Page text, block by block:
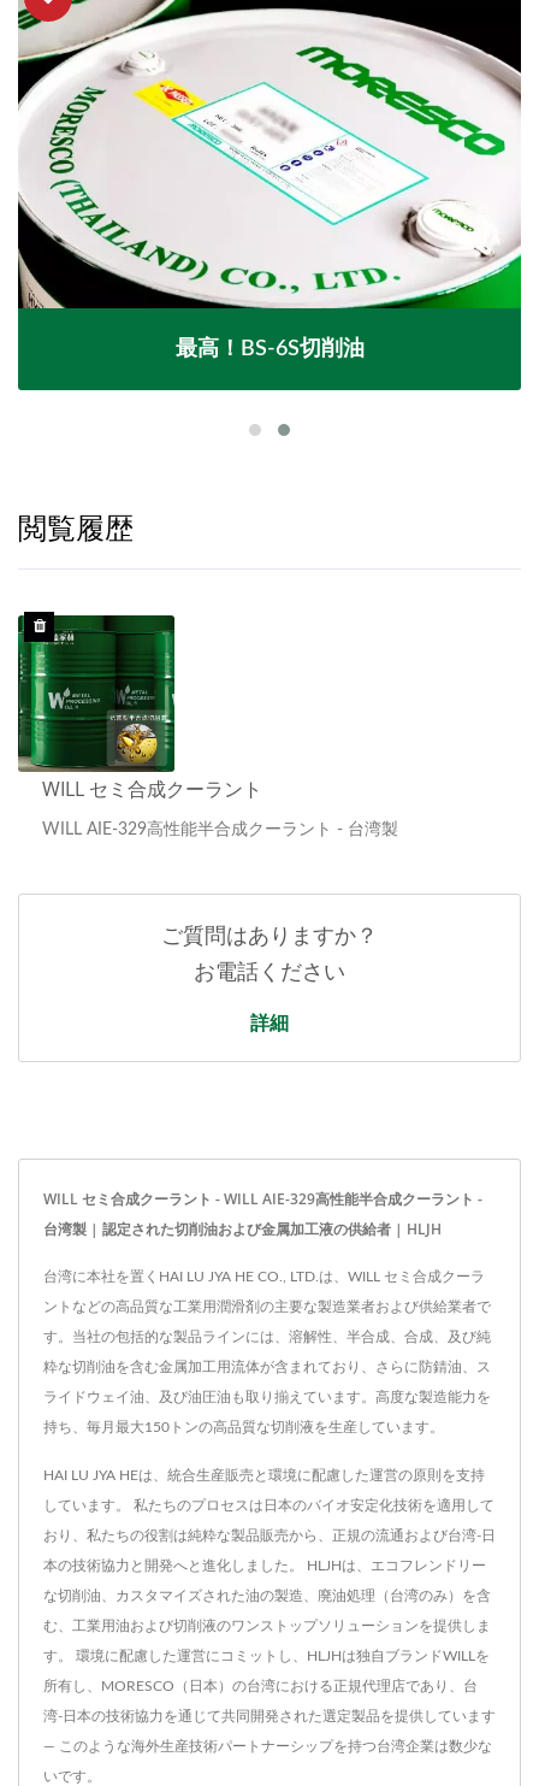
最高！BS-6S切削油
閲覧履歴
WILL セミ合成クーラント
WILL AIE-329高性能半合成クーラント - 台湾製
ご質問はありますか？
お電話ください
詳細
WILL セミ合成クーラント - WILL AIE-329高性能半合成クーラント -
台湾製 | 認定された切削油および金属加工液の供給者 | HLJH
台湾に本社を置くHAI LU JYA HE CO., LTD.は、WILL セミ合成クーラ
ントなどの高品質な工業用潤滑剤の主要な製造業者および供給業者で
す。当社の包括的な製品ラインには、溶解性、半合成、合成、及び純
粋な切削油を含む金属加工用流体が含まれており、さらに防錆油、ス
ライドウェイ油、及び油圧油も取り揃えています。高度な製造能力を
持ち、毎月最大150トンの高品質な切削液を生産しています。
HAI LU JYA HEは、統合生産販売と環境に配慮した運営の原則を支持
しています。 私たちのプロセスは日本のバイオ安定化技術を適用して
おり、私たちの役割は純粋な製品販売から、正規の流通および台湾-日
本の技術協力と開発へと進化しました。 HLJHは、エコフレンドリー
な切削油、カスタマイズされた油の製造、廃油処理（台湾のみ）を含
む、工業用油および切削液のワンストップソリューションを提供しま
す。 環境に配慮した運営にコミットし、HLJHは独自ブランドWILLを
所有し、MORESCO（日本）の台湾における正規代理店であり、台
湾-日本の技術協力を通じて共同開発された選定製品を提供しています
— このような海外生産技術パートナーシップを持つ台湾企業は数少な
いです。